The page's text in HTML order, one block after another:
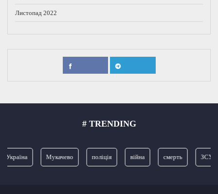
Листопад 2022
# TRENDING
Україна Мукачево поліція війна смерть ЗСУ